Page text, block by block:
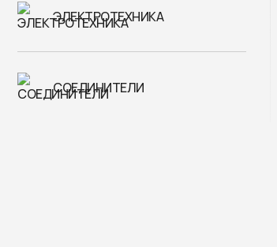
ЭЛЕКТРОТЕХНИКА
СОЕДИНИТЕЛИ